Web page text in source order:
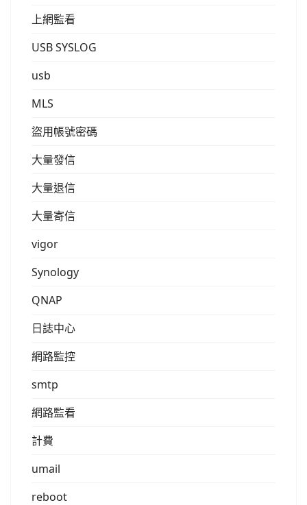
上網監看
USB SYSLOG
usb
MLS
盜用帳號密碼
大量發信
大量退信
大量寄信
vigor
Synology
QNAP
日誌中心
網路監控
smtp
網路監看
計費
umail
reboot